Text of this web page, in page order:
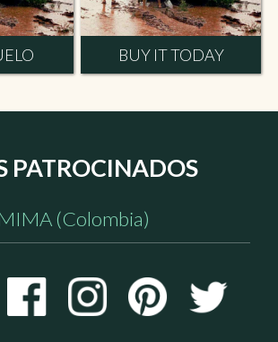
BUY IT TODAY
PATROCINADOS
(Colombia)